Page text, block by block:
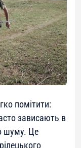
помітити:
зависають в
шуму. Це